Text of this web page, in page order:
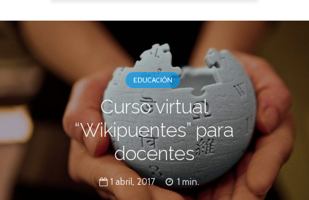
EDUCACIÓN
Curso virtual
“Wikipuentes” para
docentes
1 abril, 2017 1 min.